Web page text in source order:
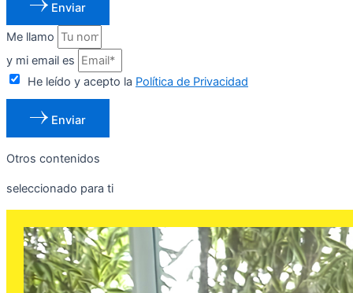
Enviar
Me llamo
y mi email es
He leído y acepto la Política de Privacidad
Enviar
Otros contenidos
seleccionado para ti